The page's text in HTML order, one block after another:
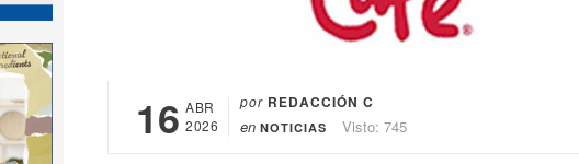
16 ABR
2026
por REDACCIÓN C
en NOTICIAS Visto: 745